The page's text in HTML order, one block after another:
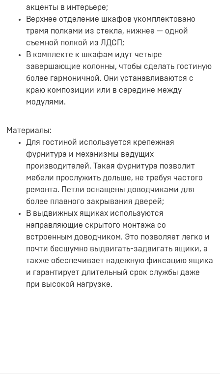
акценты в интерьере;
Верхнее отделение шкафов укомплектовано
тремя полками из стекла, нижнее — одной
съемной полкой из ЛДСП;
В комплекте к шкафам идут четыре
завершающие колонны, чтобы сделать гостиную
более гармоничной. Они устанавливаются с
краю композиции или в середине между
модулями.
Материалы:
Для гостиной используется крепежная
фурнитура и механизмы ведущих
производителей. Такая фурнитура позволит
мебели прослужить дольше, не требуя частого
ремонта. Петли оснащены доводчиками для
более плавного закрывания дверей;
В выдвижных ящиках используются
направляющие скрытого монтажа со
встроенным доводчиком. Это позволяет легко и
почти бесшумно выдвигать-задвигать ящики, а
также обеспечивает надежную фиксацию ящика
и гарантирует длительный срок службы даже
при высокой нагрузке.